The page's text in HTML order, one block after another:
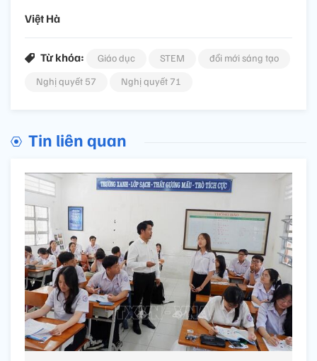
Việt Hà
Từ khóa: Giáo dục STEM
đổi mới sáng tạo
Nghị quyết 57
Nghị quyết 71
Tin liên quan